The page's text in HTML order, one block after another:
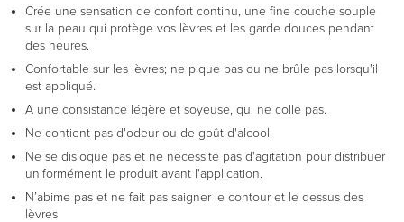
Crée une sensation de confort continu, une fine couche souple
sur la peau qui protège vos lèvres et les garde douces pendant
des heures.
Confortable sur les lèvres; ne pique pas ou ne brûle pas lorsqu'il
est appliqué.
A une consistance légère et soyeuse, qui ne colle pas.
Ne contient pas d'odeur ou de goût d'alcool.
Ne se disloque pas et ne nécessite pas d'agitation pour distribuer
uniformément le produit avant l'application.
N’abime pas et ne fait pas saigner le contour et le dessus des
lèvres